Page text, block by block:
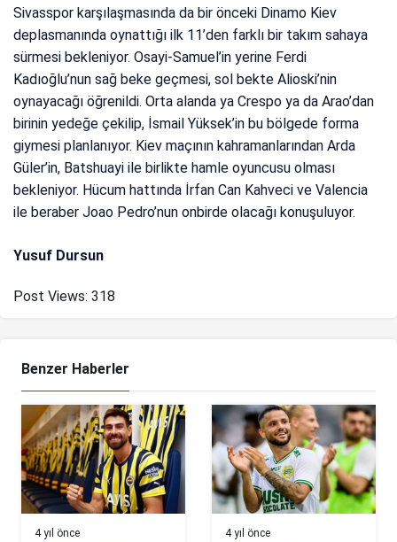
Sivasspor karşılaşmasında da bir önceki Dinamo Kiev
deplasmanında oynattığı ilk 11’den farklı bir takım sahaya
sürmesi bekleniyor. Osayi-Samuel’in yerine Ferdi
Kadıoğlu’nun sağ beke geçmesi, sol bekte Alioski’nin
oynayacağı öğrenildi. Orta alanda ya Crespo ya da Arao’dan
birinin yedeğe çekilip, İsmail Yüksek’in bu bölgede forma
giymesi planlanıyor. Kiev maçının kahramanlarından Arda
Güler’in, Batshuayi ile birlikte hamle oyuncusu olması
bekleniyor. Hücum hattında İrfan Can Kahveci ve Valencia
ile beraber Joao Pedro’nun onbirde olacağı konuşuluyor.
Yusuf Dursun
Post Views: 318
Benzer Haberler
4 yıl önce 4 yıl önce